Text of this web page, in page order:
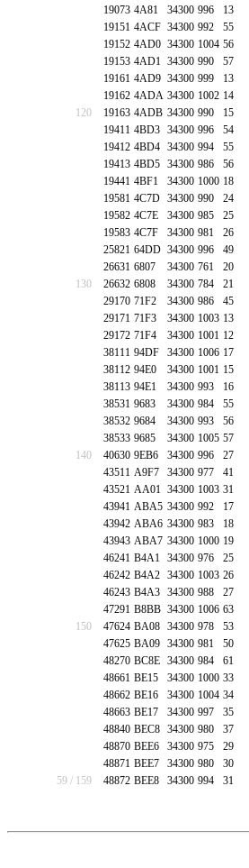
19073 4A81 34300 996 13
19151 4ACF 34300 992 55
19152 4AD0 34300 1004 56
19153 4AD1 34300 990 57
19161 4AD9 34300 999 13
19162 4ADA 34300 1002 14
120
19163 4ADB 34300 990 15
19411 4BD3 34300 996 54
19412 4BD4 34300 994 55
19413 4BD5 34300 986 56
19441 4BF1 34300 1000 18
19581 4C7D 34300 990 24
19582 4C7E 34300 985 25
19583 4C7F 34300 981 26
25821 64DD 34300 996 49
26631 6807 34300 761 20
130
26632 6808 34300 784 21
29170 71F2 34300 986 45
29171 71F3 34300 1003 13
29172 71F4 34300 1001 12
38111 94DF 34300 1006 17
38112 94E0 34300 1001 15
38113 94E1 34300 993 16
38531 9683 34300 984 55
38532 9684 34300 993 56
38533 9685 34300 1005 57
140
40630 9EB6 34300 996 27
43511 A9F7 34300 977 41
43521 AA01 34300 1003 31
43941 ABA5 34300 992 17
43942 ABA6 34300 983 18
43943 ABA7 34300 1000 19
46241 B4A1 34300 976 25
46242 B4A2 34300 1003 26
46243 B4A3 34300 988 27
47291 B8BB 34300 1006 63
150
47624 BA08 34300 978 53
47625 BA09 34300 981 50
48270 BC8E 34300 984 61
48661 BE15 34300 1000 33
48662 BE16 34300 1004 34
48663 BE17 34300 997 35
48840 BEC8 34300 980 37
48870 BEE6 34300 975 29
48871 BEE7 34300 980 30
59 / 159
48872 BEE8 34300 994 31